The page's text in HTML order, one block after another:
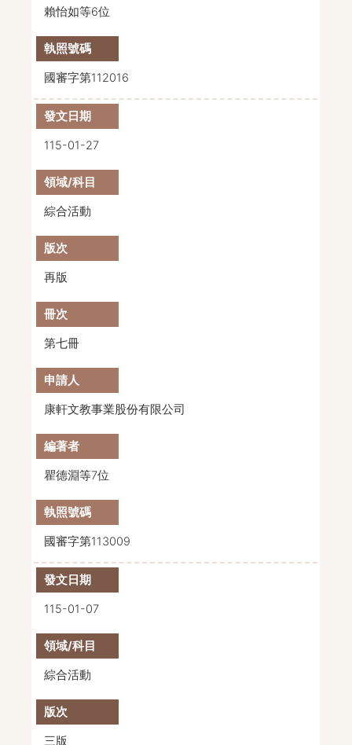
賴怡如等6位
國審字第112016
115-01-27
綜合活動
再版
第七冊
康軒文教事業股份有限公司
瞿德淵等7位
國審字第113009
115-01-07
綜合活動
三版